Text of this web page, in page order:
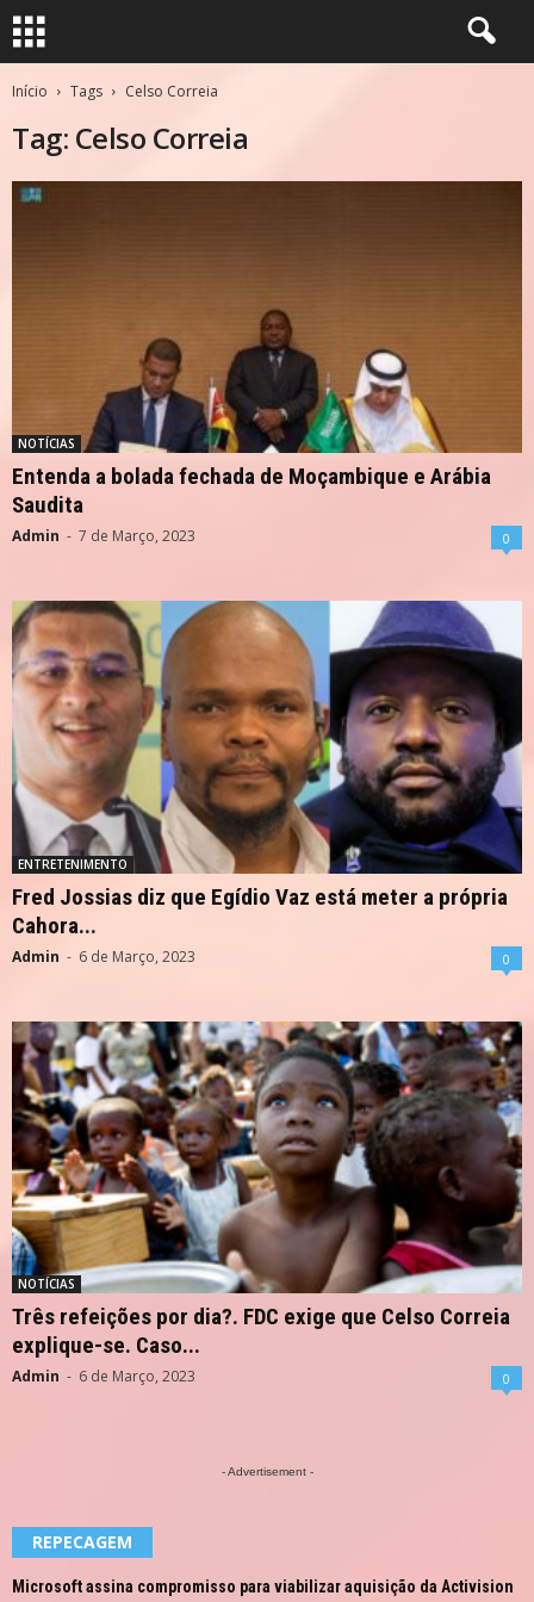
Início Tags Celso Correia
Tag: Celso Correia
NOTÍCIAS
Entenda a bolada fechada de Moçambique e Arábia
Saudita
Admin - 7 de Março, 2023 0
ENTRETENIMENTO
Fred Jossias diz que Egídio Vaz está meter a própria
Cahora...
Admin - 6 de Março, 2023 0
NOTÍCIAS
Três refeições por dia?. FDC exige que Celso Correia
explique-se. Caso...
Admin - 6 de Março, 2023 0
- Advertisement -
REPECAGEM
Microsoft assina compromisso para viabilizar aquisição da Activision